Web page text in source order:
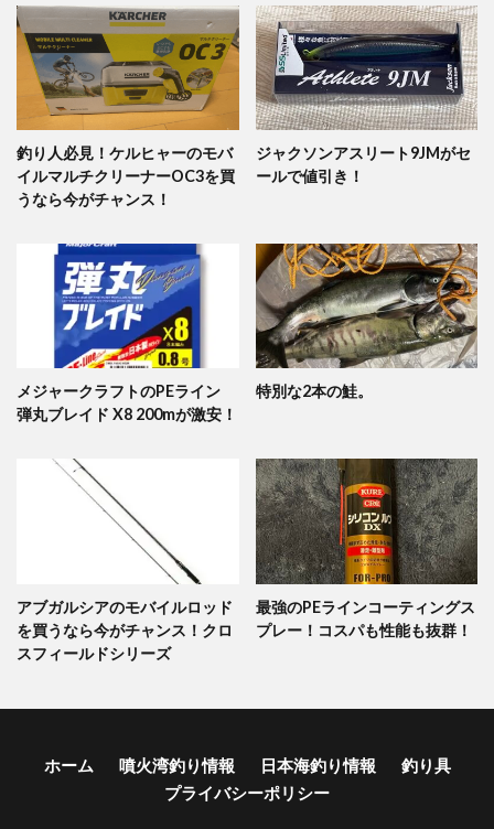
釣り人必見！ケルヒャーのモバ
イルマルチクリーナーOC3を買
うなら今がチャンス！
ジャクソンアスリート9JMがセ
ールで値引き！
メジャークラフトのPEライン
弾丸ブレイド X8 200mが激安！
特別な2本の鮭。
アブガルシアのモバイルロッド
を買うなら今がチャンス！クロ
スフィールドシリーズ
最強のPEラインコーティングス
プレー！コスパも性能も抜群！
ホーム 噴火湾釣り情報 日本海釣り情報
釣り具
プライバシーポリシー